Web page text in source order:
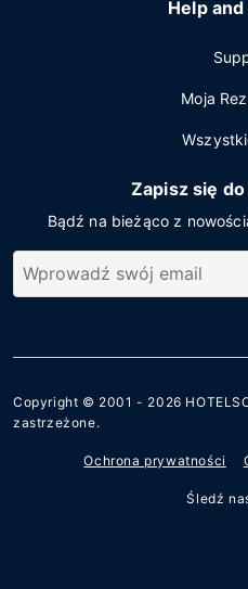
Help
Moja
Zapisz się
Bądź na bieżąco z
Copyright © 2001 - 2026
zastrzeżone.
Ochrona prywatności
Śledź